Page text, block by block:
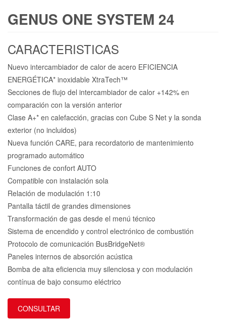
GENUS ONE SYSTEM 24
CARACTERISTICAS
Nuevo intercambiador de calor de acero EFICIENCIA
ENERGÉTICA* inoxidable XtraTech™
Secciones de flujo del intercambiador de calor +142% en
comparación con la versión anterior
Clase A+* en calefacción, gracias con Cube S Net y la sonda
exterior (no incluidos)
Nueva función CARE, para recordatorio de mantenimiento
programado automático
Funciones de confort AUTO
Compatible con instalación sola
Relación de modulación 1:10
Pantalla táctil de grandes dimensiones
Transformación de gas desde el menú técnico
Sistema de encendido y control electrónico de combustión
Protocolo de comunicación BusBridgeNet®
Paneles internos de absorción acústica
Bomba de alta eficiencia muy silenciosa y con modulación
contínua de bajo consumo eléctrico
CONSULTAR